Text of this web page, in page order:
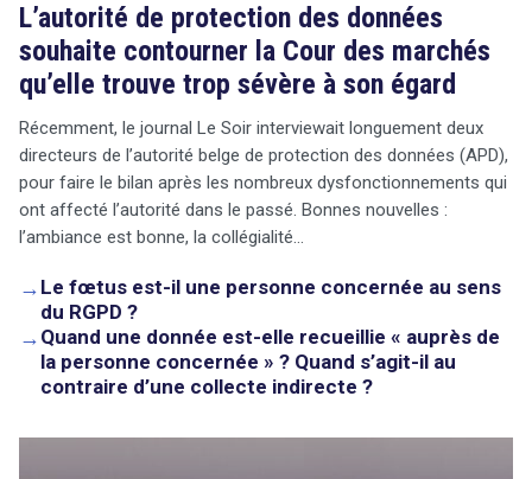
L’autorité de protection des données
souhaite contourner la Cour des marchés
qu’elle trouve trop sévère à son égard
Récemment, le journal Le Soir interviewait longuement deux
directeurs de l’autorité belge de protection des données (APD),
pour faire le bilan après les nombreux dysfonctionnements qui
ont affecté l’autorité dans le passé. Bonnes nouvelles :
l’ambiance est bonne, la collégialité…
→ Le fœtus est-il une personne concernée au sens
du RGPD ?
→ Quand une donnée est-elle recueillie « auprès de
la personne concernée » ? Quand s’agit-il au
contraire d’une collecte indirecte ?